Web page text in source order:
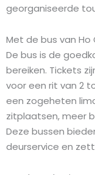
georganiseerde
Met de bus van Ho
De bus is de
bereiken. Tickets
voor een rit van 2
een zogeheten
zitplaatsen, meer
Deze bussen
deurservice en